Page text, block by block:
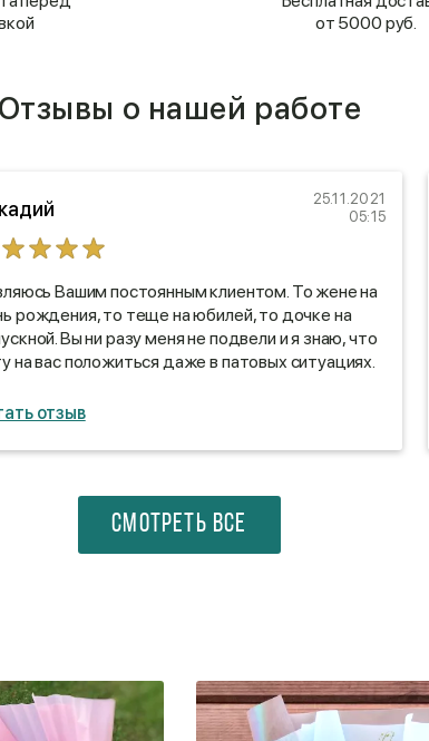
от 5000 руб.
Отзывы о нашей работе
25.11.2021
05:15
Вашим постоянным клиентом. То жене на
рождения, то теще на юбилей, то дочке на
Вы ни разу меня не подвели и я знаю, что
на вас положиться даже в патовых ситуациях.
отзыв
СМОТРЕТЬ ВСЕ